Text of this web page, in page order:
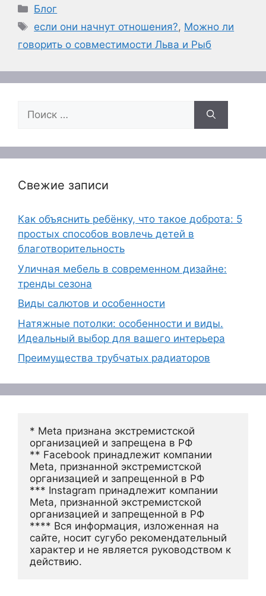
Рубрики
Блог
Метки
если они начнут отношения?, Можно ли
говорить о совместимости Льва и Рыб
Поиск:
Свежие записи
Как объяснить ребёнку, что такое доброта: 5
простых способов вовлечь детей в
благотворительность
Уличная мебель в современном дизайне:
тренды сезона
Виды салютов и особенности
Натяжные потолки: особенности и виды.
Идеальный выбор для вашего интерьера
Преимущества трубчатых радиаторов
* Meta признана экстремистской
организацией и запрещена в РФ
** Facebook принадлежит компании
Meta, признанной экстремистской
организацией и запрещенной в РФ
*** Instagram принадлежит компании
Meta, признанной экстремистской
организацией и запрещенной в РФ
**** Вся информация, изложенная на
сайте, носит сугубо рекомендательный
характер и не является руководством к
действию.